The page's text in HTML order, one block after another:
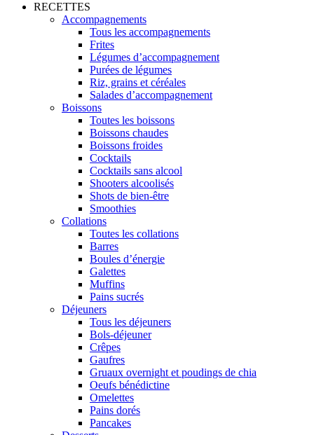
RECETTES
Accompagnements
Tous les accompagnements
Frites
Légumes d’accompagnement
Purées de légumes
Riz, grains et céréales
Salades d’accompagnement
Boissons
Toutes les boissons
Boissons chaudes
Boissons froides
Cocktails
Cocktails sans alcool
Shooters alcoolisés
Shots de bien-être
Smoothies
Collations
Toutes les collations
Barres
Boules d’énergie
Galettes
Muffins
Pains sucrés
Déjeuners
Tous les déjeuners
Bols-déjeuner
Crêpes
Gaufres
Gruaux overnight et poudings de chia
Oeufs bénédictine
Omelettes
Pains dorés
Pancakes